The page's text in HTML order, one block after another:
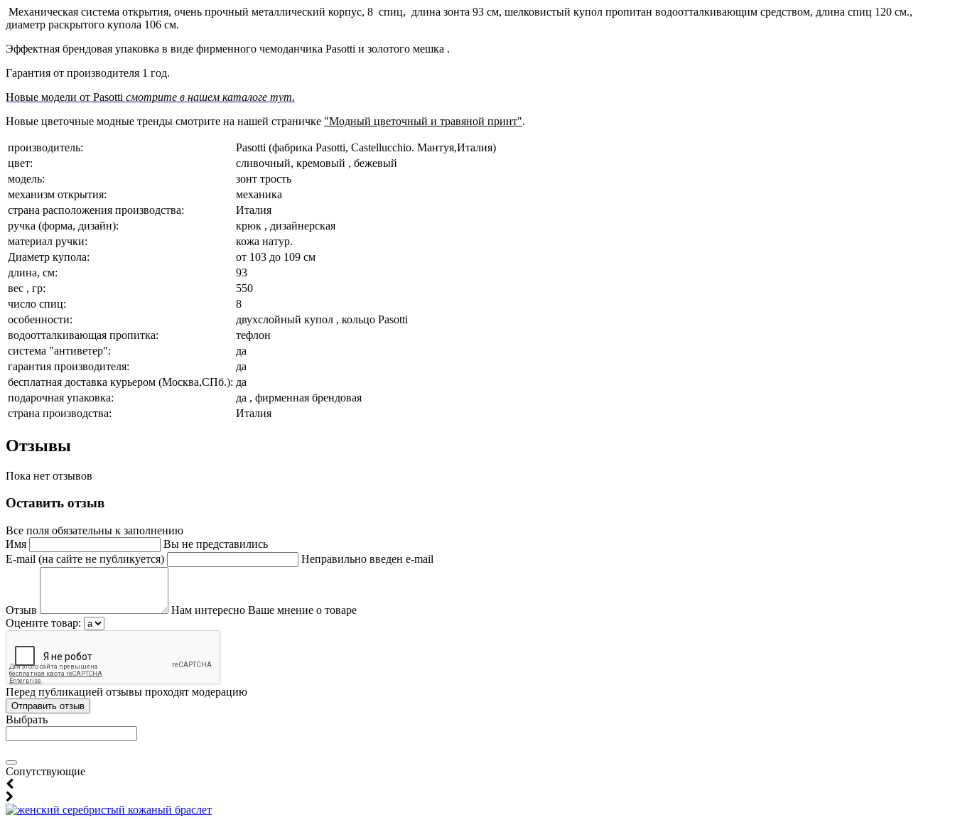
Механическая система открытия, очень прочный металлический корпус, 8 спиц, длина зонта 93 см, шелковистый купол пропитан водоотталкивающим средством, длина спиц 120 см.,
диаметр раскрытого купола 106 см.
Эффектная брендовая упаковка в виде фирменного чемоданчика Pasotti и золотого мешка .
Гарантия от производителя 1 год.
Новые модели от Pasotti смотрите в нашем каталоге тут.
Новые цветочные модные тренды смотрите на нашей страничке "Модный цветочный и травяной принт".
производитель:
Pasotti (фабрика Pasotti, Castellucchio. Мантуя,Италия)
цвет:
сливочный, кремовый , бежевый
модель:
зонт трость
механизм открытия:
механика
страна расположения производства:
Италия
ручка (форма, дизайн):
крюк , дизайнерская
материал ручки:
кожа натур.
Диаметр купола:
от 103 до 109 см
длина, см:
93
вес , гр:
550
число спиц:
8
особенности:
двухслойный купол , кольцо Pasotti
водоотталкивающая пропитка:
тефлон
система "антиветер":
да
гарантия производителя:
да
бесплатная доставка курьером (Москва,СПб.): да
подарочная упаковка:
да , фирменная брендовая
страна производства:
Италия
Отзывы
Пока нет отзывов
Оставить отзыв
Все поля обязательны к заполнению
Имя
Вы не представились
E-mail (на сайте не публикуется)
Неправильно введен e-mail
Отзыв
Нам интересно Ваше мнение о товаре
Оцените товар:
Перед публикацией отзывы проходят модерацию
Выбрать
Cопутствующие